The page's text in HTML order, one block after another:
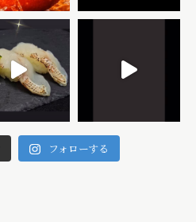
フォローする